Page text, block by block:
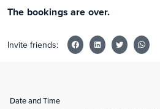
The bookings are over.
Invite friends:
Date and Time